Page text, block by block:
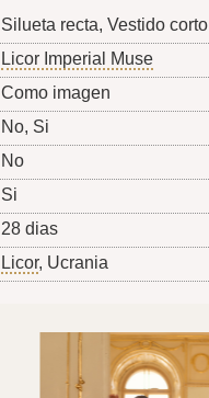
Silueta recta, Vestido corto
Licor Imperial Muse
Como imagen
No, Si
No
Si
28 dias
Licor, Ucrania